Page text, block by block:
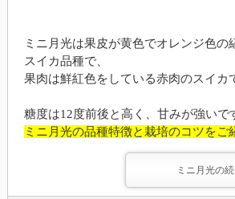
ミニ月光は果皮が黄色でオレンジ色の
スイカ品種で、
果肉は鮮紅色をしている赤肉のスイカ
糖度は12度前後と高く、甘みが強いで
ミニ月光の品種特徴と栽培のコツをご
ミニ月光の